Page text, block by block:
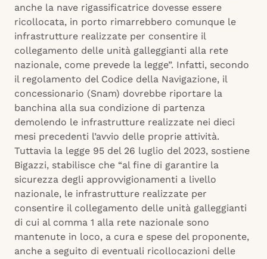
anche la nave rigassificatrice dovesse essere
ricollocata, in porto rimarrebbero comunque le
infrastrutture realizzate per consentire il
collegamento delle unità galleggianti alla rete
nazionale, come prevede la legge”. Infatti, secondo
il regolamento del Codice della Navigazione, il
concessionario (Snam) dovrebbe riportare la
banchina alla sua condizione di partenza
demolendo le infrastrutture realizzate nei dieci
mesi precedenti l’avvio delle proprie attività.
Tuttavia la legge 95 del 26 luglio del 2023, sostiene
Bigazzi, stabilisce che “al fine di garantire la
sicurezza degli approvvigionamenti a livello
nazionale, le infrastrutture realizzate per
consentire il collegamento delle unità galleggianti
di cui al comma 1 alla rete nazionale sono
mantenute in loco, a cura e spese del proponente,
anche a seguito di eventuali ricollocazioni delle